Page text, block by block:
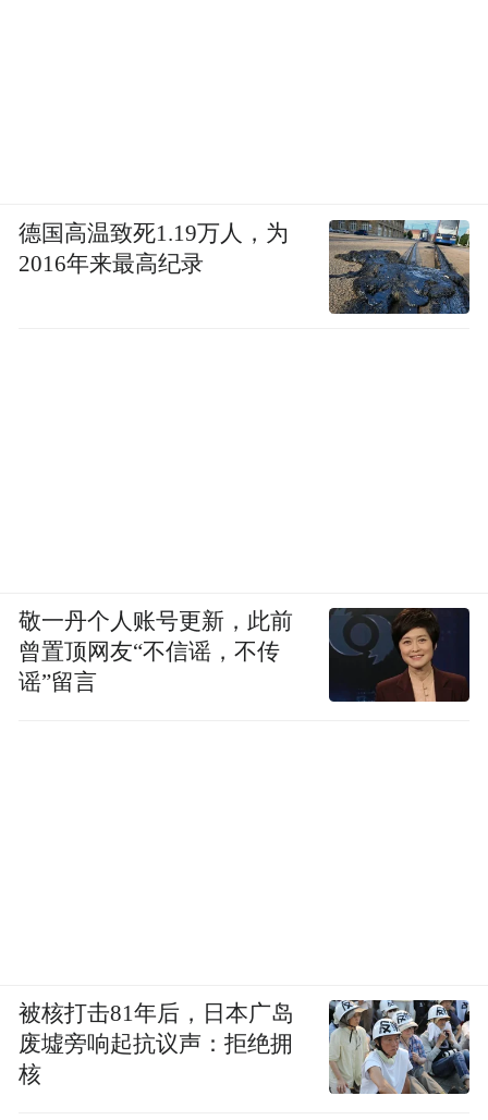
德国高温致死1.19万人，为
2016年来最高纪录
敬一丹个人账号更新，此前
曾置顶网友“不信谣，不传
谣”留言
被核打击81年后，日本广岛
废墟旁响起抗议声：拒绝拥
核